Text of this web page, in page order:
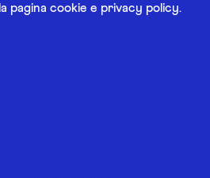
pagina cookie e privacy policy.